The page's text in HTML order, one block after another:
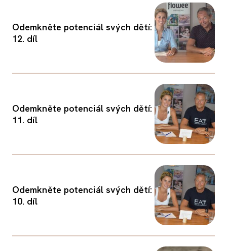
Odemkněte potenciál svých dětí:
12. díl
Odemkněte potenciál svých dětí:
11. díl
Odemkněte potenciál svých dětí:
10. díl